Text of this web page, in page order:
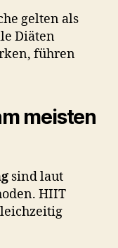
gelten als
Diäten
führen
meisten
sind laut
HIIT